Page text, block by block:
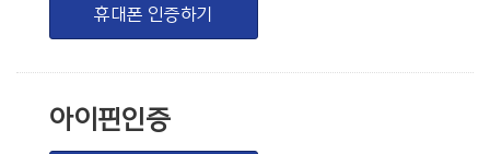
휴대폰 인증하기
아이핀인증